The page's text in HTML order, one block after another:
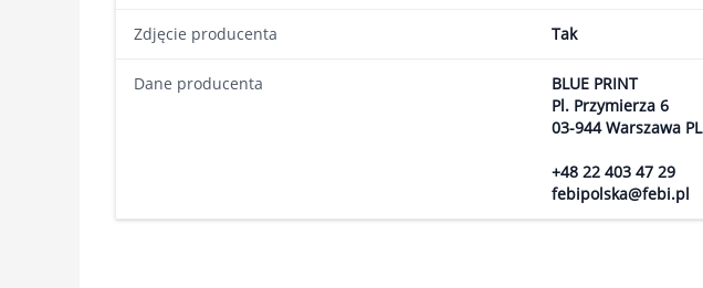
Zdjęcie producenta Tak
Dane producenta
BLUE PRINT
Pl. Przymierza 6
03-944 Warszawa PL
+48 22 403 47 29
febipolska@febi.pl